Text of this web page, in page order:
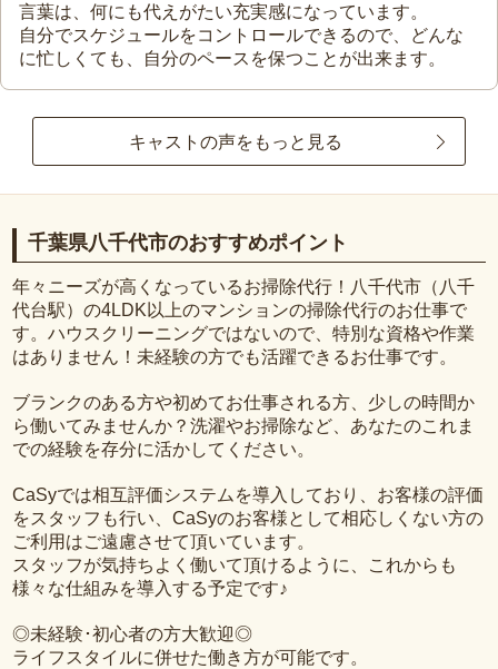
言葉は、何にも代えがたい充実感になっています。
自分でスケジュールをコントロールできるので、どんな
に忙しくても、自分のペースを保つことが出来ます。
キャストの声をもっと見る
千葉県八千代市のおすすめポイント
年々ニーズが高くなっているお掃除代行！八千代市（八千
代台駅）の4LDK以上のマンションの掃除代行のお仕事で
す。ハウスクリーニングではないので、特別な資格や作業
はありません！未経験の方でも活躍できるお仕事です。
ブランクのある方や初めてお仕事される方、少しの時間か
ら働いてみませんか？洗濯やお掃除など、あなたのこれま
での経験を存分に活かしてください。
CaSyでは相互評価システムを導入しており、お客様の評価
をスタッフも行い、CaSyのお客様として相応しくない方の
ご利用はご遠慮させて頂いています。
スタッフが気持ちよく働いて頂けるように、これからも
様々な仕組みを導入する予定です♪
◎未経験･初心者の方大歓迎◎
ライフスタイルに併せた働き方が可能です。